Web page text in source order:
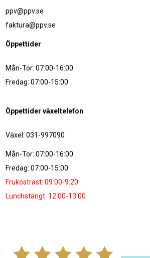
ppv@ppv.se
faktura@ppv.se
Öppettider
Mån-Tor: 07:00-16:00
Fredag: 07:00-15:00
Öppettider växeltelefon
Växel: 031-997090
Mån-Tor: 07:00-16:00
Fredag: 07:00-15:00
Frukostrast: 09:00-9:20
Lunchstängt: 12:00-13:00